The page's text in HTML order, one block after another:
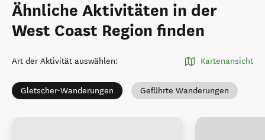
Ähnliche Aktivitäten in der
West Coast Region finden
Art der Aktivität auswählen: Kartenansicht
Gletscher-Wanderungen Geführte Wanderungen